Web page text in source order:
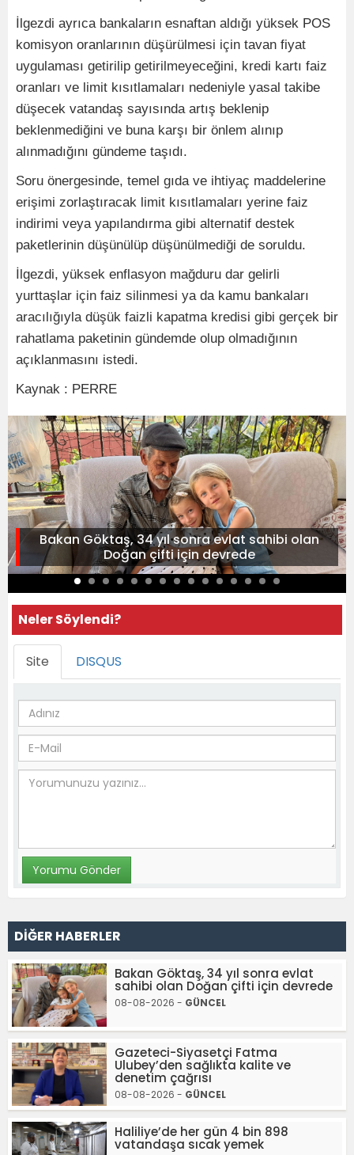
İlgezdi ayrıca bankaların esnaftan aldığı yüksek POS
komisyon oranlarının düşürülmesi için tavan fiyat
uygulaması getirilip getirilmeyeceğini, kredi kartı faiz
oranları ve limit kısıtlamaları nedeniyle yasal takibe
düşecek vatandaş sayısında artış beklenip
beklenmediğini ve buna karşı bir önlem alınıp
alınmadığını gündeme taşıdı.
Soru önergesinde, temel gıda ve ihtiyaç maddelerine
erişimi zorlaştıracak limit kısıtlamaları yerine faiz
indirimi veya yapılandırma gibi alternatif destek
paketlerinin düşünülüp düşünülmediği de soruldu.
İlgezdi, yüksek enflasyon mağduru dar gelirli
yurttaşlar için faiz silinmesi ya da kamu bankaları
aracılığıyla düşük faizli kapatma kredisi gibi gerçek bir
rahatlama paketinin gündemde olup olmadığının
açıklanmasını istedi.
Kaynak : PERRE
Bakan Göktaş, 34 yıl sonra evlat sahibi olan
Doğan çifti için devrede
Neler Söylendi?
Site DISQUS
DİĞER HABERLER
Bakan Göktaş, 34 yıl sonra evlat
sahibi olan Doğan çifti için devrede
08-08-2026 - GÜNCEL
Gazeteci-Siyasetçi Fatma
Ulubey’den sağlıkta kalite ve
denetim çağrısı
08-08-2026 - GÜNCEL
Haliliye’de her gün 4 bin 898
vatandaşa sıcak yemek